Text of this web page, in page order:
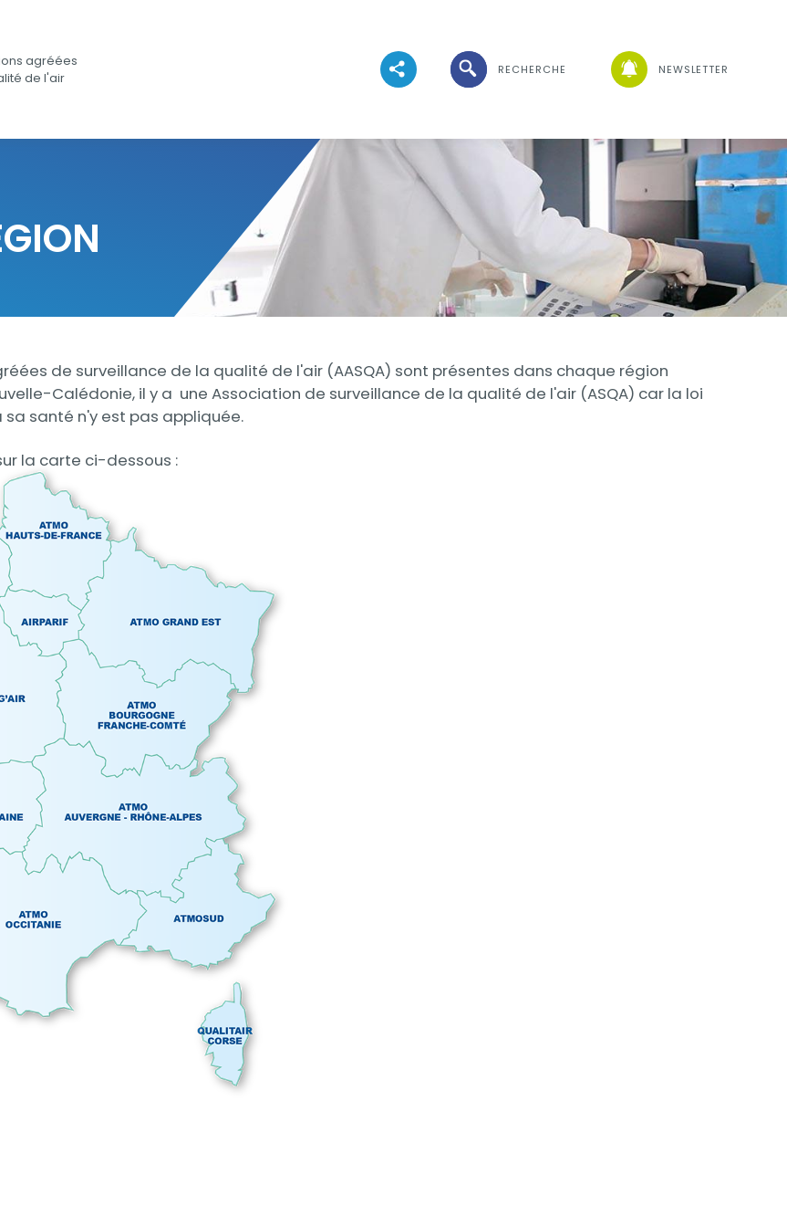
agréées
de l'air
Voir les réseaux sociaux
Ouvrir la recherche
RECHERCHE NEWSLETTER
Visuel
de surveillance de la qualité de l'air (AASQA) sont présentes dans chaque région
Calédonie, il y a une Association de surveillance de la qualité de l'air (ASQA) car la loi
sa santé n'y est pas appliquée.
la carte ci-dessous :